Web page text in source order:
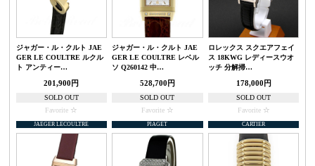
ジャガー・ル・クルト JAE
GER LE COULTRE ルクル
ト アンティー…
201,900円
SOLD OUT
Favorite
ジャガー・ル・クルト JAE
GER LE COULTRE レベル
ソ Q260142 中…
528,700円
SOLD OUT
Favorite
ロレックス スクエアフェイ
ス 18KWG レディースウオ
ッチ 分解掃…
178,000円
SOLD OUT
Favorite
JAEGER LECOULTRE PIAGET CARTIER